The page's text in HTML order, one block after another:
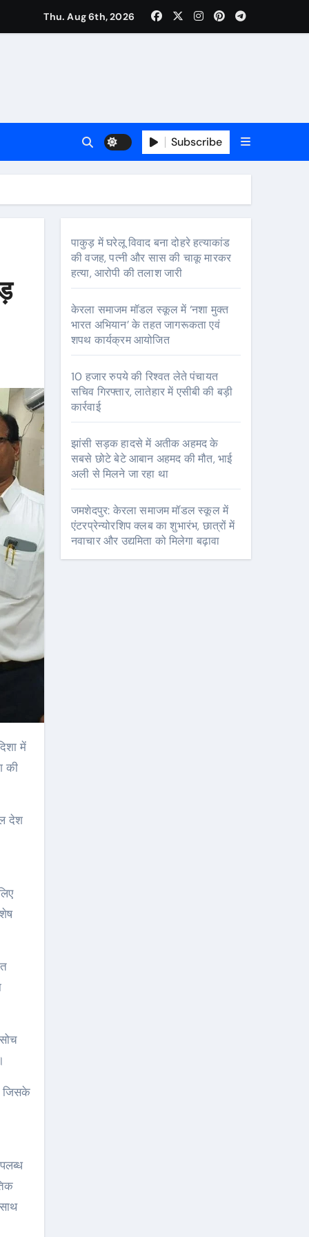
Thu. Aug 6th, 2026
Subscribe
की
देश
जिसके
पाकुड़ में घरेलू विवाद बना दोहरे हत्याकांड
की वजह, पत्नी और सास की चाकू मारकर
हत्या, आरोपी की तलाश जारी
केरला समाजम मॉडल स्कूल में ‘नशा मुक्त
भारत अभियान’ के तहत जागरूकता एवं
शपथ कार्यक्रम आयोजित
10 हजार रुपये की रिश्वत लेते पंचायत
सचिव गिरफ्तार, लातेहार में एसीबी की बड़ी
कार्रवाई
झांसी सड़क हादसे में अतीक अहमद के
सबसे छोटे बेटे आबान अहमद की मौत, भाई
अली से मिलने जा रहा था
जमशेदपुर: केरला समाजम मॉडल स्कूल में
एंटरप्रेन्योरशिप क्लब का शुभारंभ, छात्रों में
नवाचार और उद्यमिता को मिलेगा बढ़ावा